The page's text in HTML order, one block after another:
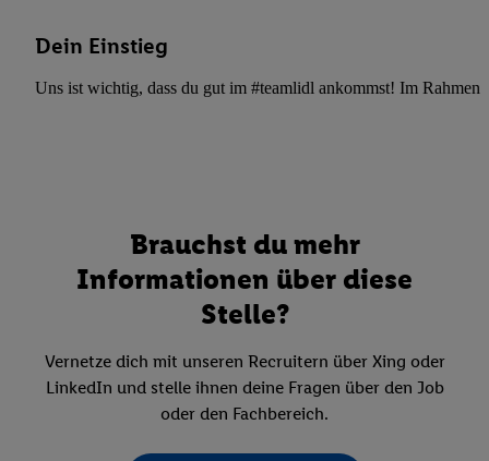
Dein Einstieg
Uns ist wichtig, dass du gut im #teamlidl ankommst! Im Rahmen
Brauchst du mehr
Informationen über diese
Stelle?
Vernetze dich mit unseren Recruitern über Xing oder
LinkedIn und stelle ihnen deine Fragen über den Job
oder den Fachbereich.